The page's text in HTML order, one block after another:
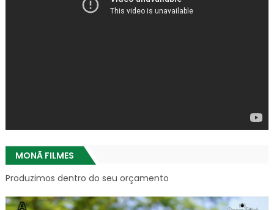
MONÃ FILMES
Produzimos dentro do seu orçamento